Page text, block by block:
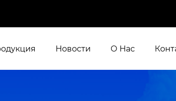
Новости О Нас